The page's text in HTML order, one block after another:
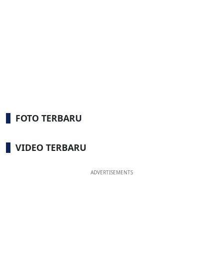
FOTO TERBARU
VIDEO TERBARU
ADVERTISEMENTS